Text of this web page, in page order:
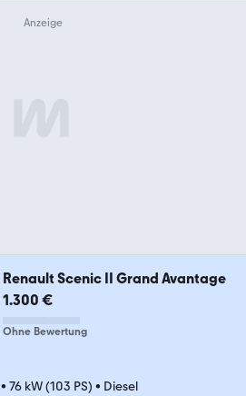
Renault Scenic II Grand Avantage
1.300 €
Ohne Bewertung
• 76 kW (103 PS) • Diesel